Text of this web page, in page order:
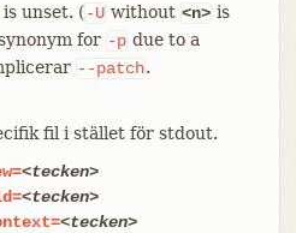
unset. ( -U without <n> is
for -p due to a
--patch.
fil i stället för stdout.
<tecken>
<tecken>
<tecken>